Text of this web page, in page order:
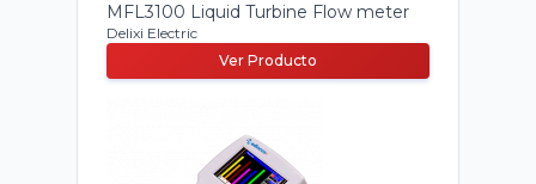
MFL3100 Liquid Turbine Flow meter
Delixi Electric
Ver Producto